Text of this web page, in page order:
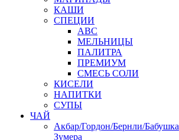
КАШИ
СПЕЦИИ
АВС
МЕЛЬНИЦЫ
ПАЛИТРА
ПРЕМИУМ
СМЕСЬ СОЛИ
КИСЕЛИ
НАПИТКИ
СУПЫ
ЧАЙ
Акбар/Гордон/Бернли/Бабушка
Зумера